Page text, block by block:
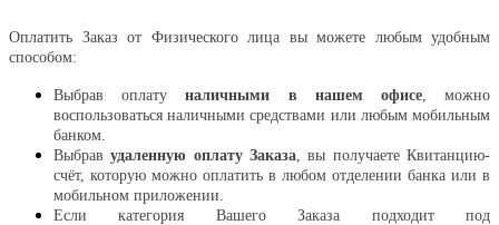
Оплатить Заказ от Физического лица вы можете любым удобным
способом:
Выбрав оплатуналичными в нашем офисе, можно
воспользоваться наличными средствами или любым мобильным
банком.
Выбравудаленную оплату Заказа , вы получаете Квитанцию-
счёт, которую можно оплатить в любом отделении банка или в
мобильном приложении.
Если категория Вашего Заказа подходит под